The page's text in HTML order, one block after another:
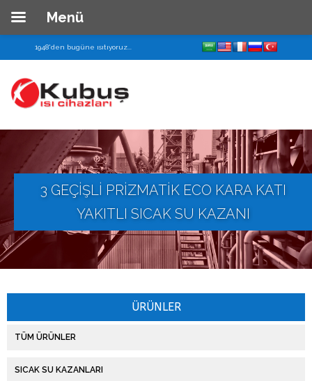
1948'den bugüne ısıtıyoruz...
3 GEÇİŞLİ PRİZMATİK ECO KARA KATI
YAKITLI SICAK SU KAZANI
ÜRÜNLER
TÜM ÜRÜNLER
SICAK SU KAZANLARI
Ana
Sayfa
Kurumsal
Tarihçe
Yolculuk
Misyon&Vizyon
Menü